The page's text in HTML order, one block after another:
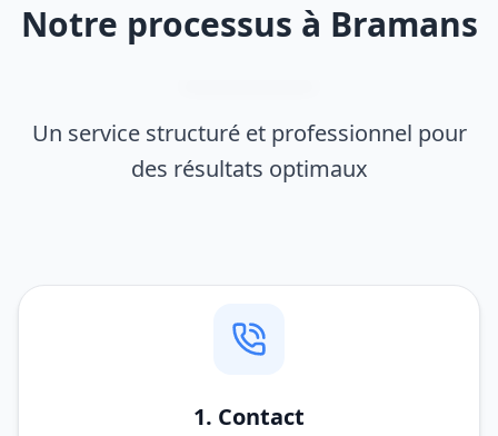
Notre processus à Bramans
Un service structuré et professionnel pour
des résultats optimaux
1. Contact